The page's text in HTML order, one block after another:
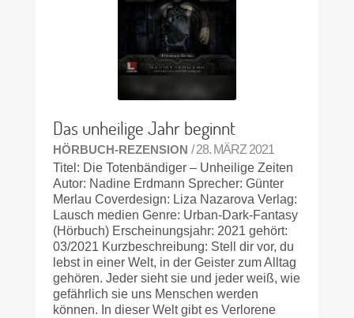
Das unheilige Jahr beginnt
HÖRBUCH-REZENSION / 28. MÄRZ 2021
Titel: Die Totenbändiger – Unheilige Zeiten
Autor: Nadine Erdmann Sprecher: Günter
Merlau Coverdesign: Liza Nazarova Verlag:
Lausch medien Genre: Urban-Dark-Fantasy
(Hörbuch) Erscheinungsjahr: 2021 gehört:
03/2021 Kurzbeschreibung: Stell dir vor, du
lebst in einer Welt, in der Geister zum Alltag
gehören. Jeder sieht sie und jeder weiß, wie
gefährlich sie uns Menschen werden
können. In dieser Welt gibt es Verlorene